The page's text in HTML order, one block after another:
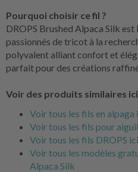
Pourquoi choisir ce fil ?
DROPS Brushed Alpaca Silk
passionnés de tricot à la
polyvalent alliant confort et
parfait pour des créations
Voir des produits similaires ici
Voir tous les fils en alpaga
Voir tous les fils pour
Voir tous les fils DROPS ici
Voir tous les modèles
Alpaca Silk